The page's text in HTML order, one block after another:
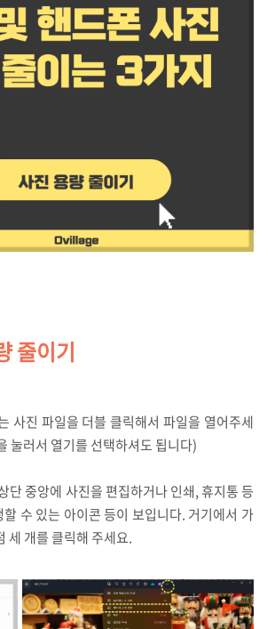
줄이기
사진 파일을 더블 클릭해서 파일을 열어주세
눌러서 열기를 선택하셔도 됩니다)
단 중앙에 사진을 편집하거나 인쇄, 휴지통 등
수 있는 아이콘 등이 보입니다. 거기에서 가
세 개를 클릭해 주세요.